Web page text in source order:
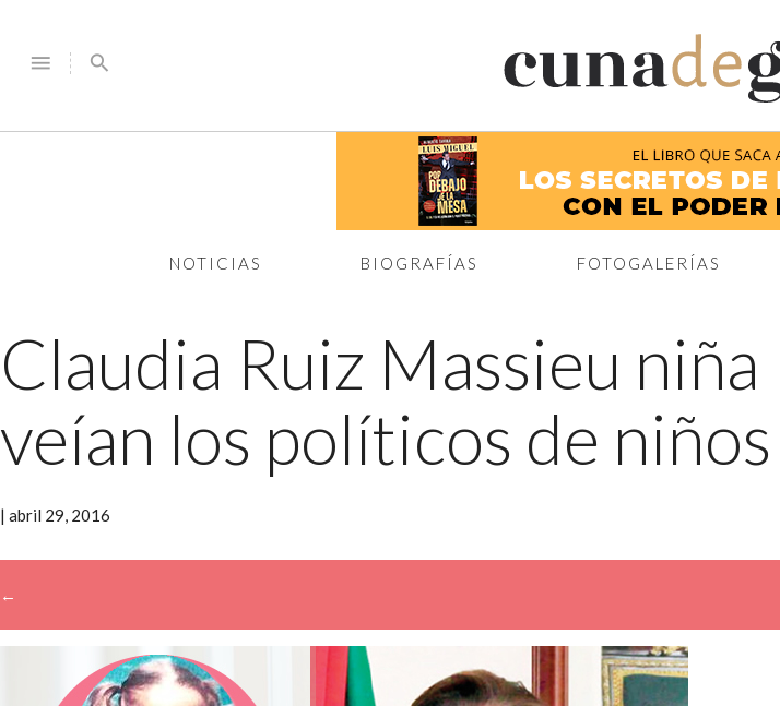
menu search
NOTICIAS BIOGRAFÍAS FOTOGALERÍAS
Claudia Ruiz Massieu niña
veían los políticos de niños
| abril 29, 2016
←